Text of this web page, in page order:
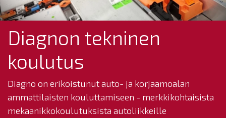
Diagnon tekninen
koulutus
Diagno on erikoistunut auto- ja korjaamoalan
ammattilaisten kouluttamiseen - merkkikohtaisista
mekaanikkokoulutuksista autoliikkeille